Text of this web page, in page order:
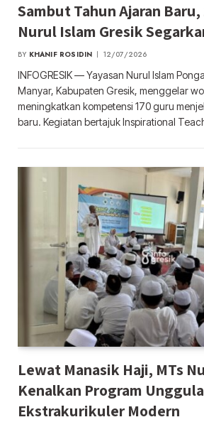
Sambut Tahun Ajaran Baru,
Nurul Islam Gresik
BY KHANIF ROSIDIN 12/07/2026
INFOGRESIK — Yayasan Nurul Islam
Manyar, Kabupaten Gresik, menggelar
meningkatkan kompetensi 170 guru
baru. Kegiatan bertajuk Inspirational
Lewat Manasik Haji, MTs
Kenalkan Program
Ekstrakurikuler Modern